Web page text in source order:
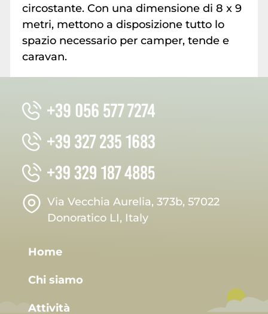
circostante. Con una dimensione di 8 x 9
metri, mettono a disposizione tutto lo
spazio necessario per camper, tende e
caravan.
Via Vecchia Aurelia, 373b, 57022
Donoratico LI, Italy
Home
Chi siamo
Attività